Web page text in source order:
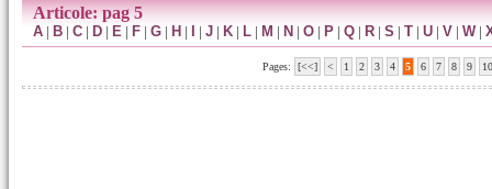
Articole: pag 5
A | B | C | D | E | F | G | H | | J | K | L | M | N | O | P | Q | R | S | T | U | V | W|
Pages: [<<] < 1 2 3 4 5 6 7 8 9 10